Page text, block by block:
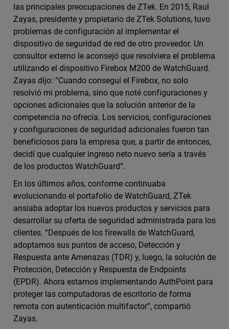
las principales preocupaciones de ZTek. En 2015, Raul
Zayas, presidente y propietario de ZTek Solutions, tuvo
problemas de configuración al implementar el
dispositivo de seguridad de red de otro proveedor. Un
consultor externo le aconsejó que resolviera el problema
utilizando el dispositivo Firebox M200 de WatchGuard.
Zayas dijo: “Cuando conseguí el Firebox, no solo
resolvió mi problema, sino que noté configuraciones y
opciones adicionales que la solución anterior de la
competencia no ofrecía. Los servicios, configuraciones
y configuraciones de seguridad adicionales fueron tan
beneficiosos para la empresa que, a partir de entonces,
decidí que cualquier ingreso neto nuevo sería a través
de los productos WatchGuard”.
En los últimos años, conforme continuaba
evolucionando el portafolio de WatchGuard, ZTek
ansiaba adoptar los nuevos productos y servicios para
desarrollar su oferta de seguridad administrada para los
clientes. “Después de los firewalls de WatchGuard,
adoptamos sus puntos de acceso, Detección y
Respuesta ante Amenazas (TDR) y, luego, la solución de
Protección, Detección y Respuesta de Endpoints
(EPDR). Ahora estamos implementando AuthPoint para
proteger las computadoras de escritorio de forma
remota con autenticación multifactor”, compartió
Zayas.